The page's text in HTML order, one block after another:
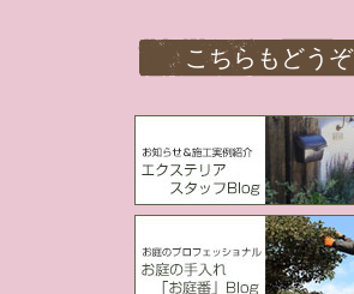
こちらもどうぞ